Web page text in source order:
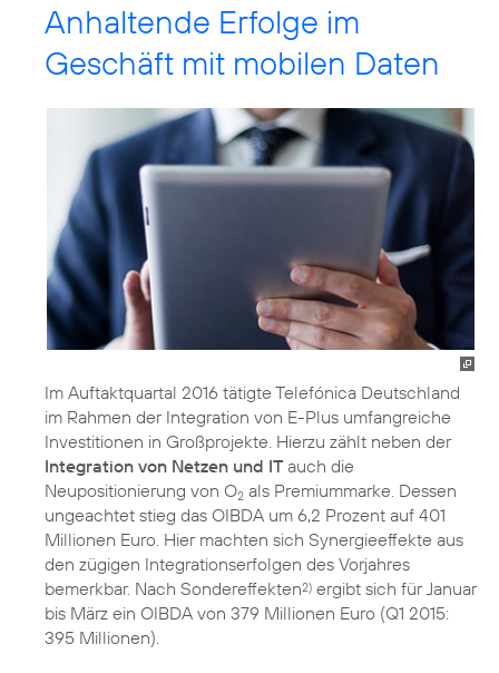
Anhaltende Erfolge im
Geschäft mit mobilen Daten
Im Auftaktquartal 2016 tätigte Telefónica Deutschland
im Rahmen der Integration von E-Plus umfangreiche
Investitionen in Großprojekte. Hierzu zählt neben der
Integration von Netzen und IT auch die
Neupositionierung von O2 als Premiummarke. Dessen
ungeachtet stieg das OIBDA um 6,2 Prozent auf 401
Millionen Euro. Hier machten sich Synergieeffekte aus
den zügigen Integrationserfolgen des Vorjahres
bemerkbar. Nach Sondereffekten2) ergibt sich für Januar
bis März ein OIBDA von 379 Millionen Euro (Q1 2015:
395 Millionen).